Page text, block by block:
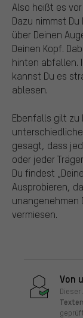
Also heißt es
Dazu nimmst
über Deinen
Deinen Kopf.
hinten abfallen.
kannst Du es
ablesen.
Ebenfalls gilt
gesagt, dass
oder jeder
Du findest
Ausprobieren,
unangenehmen
vermiesen.
Von
geprüft.